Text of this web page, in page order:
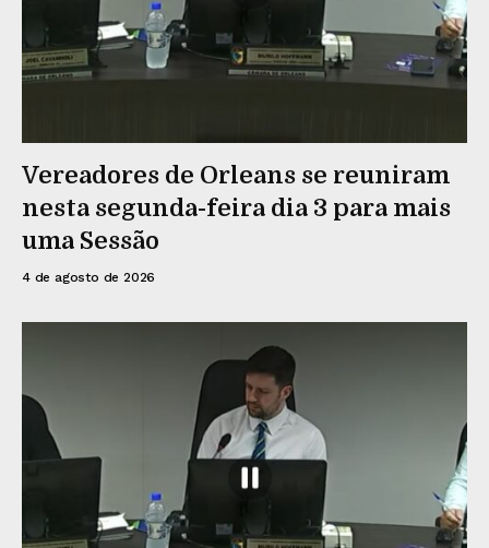
Vereadores de Orleans se reuniram
nesta segunda-feira dia 3 para mais
uma Sessão
4 de agosto de 2026